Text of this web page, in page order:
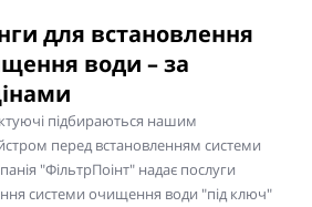
для встановлення
води – за
підбираються нашим
перед встановленням системи
"ФільтрПоінт" надає послуги
системи очищення води "під ключ"